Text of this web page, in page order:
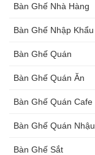
Bàn Ghế Nhà Hàng
Bàn Ghế Nhập Khẩu
Bàn Ghế Quán
Bàn Ghế Quán Ăn
Bàn Ghế Quán Cafe
Bàn Ghế Quán Nhậu
Bàn Ghế Sắt